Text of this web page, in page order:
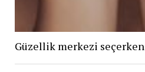
Güzellik merkezi seçerken